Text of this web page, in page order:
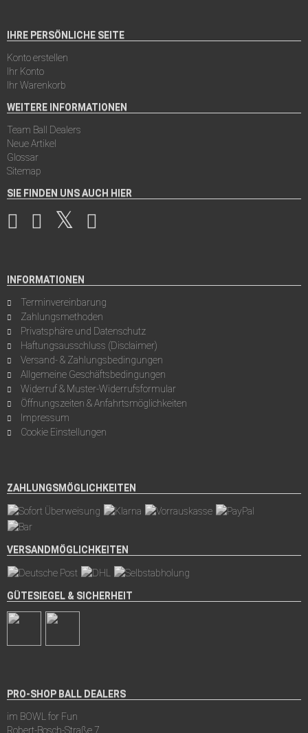
IHRE PERSÖNLICHE SEITE
Konto erstellen
Ihr Konto
Ihr Warenkorb
WEITERE INFORMATIONEN
Team Ball Dealers
Neue Artikel
Glossar
Sitemap
SIE FINDEN UNS AUCH HIER
INFORMATIONEN
Terminvereinbarung
Zahlungsmethoden
Privatsphäre und Datenschutz
Haftungsausschluss (Disclaimer)
Versand- & Zahlungsbedingungen
Allgemeine Geschäftsbedingungen
Widerruf & Muster-Widerrufsformular
Öffnungszeiten & Anfahrtsmöglichkeiten
Impressum
Cookie Einstellungen
ZAHLUNGSMÖGLICHKEITEN
VERSANDMÖGLICHKEITEN
GÜTESIEGEL & SICHERHEIT
PRO-SHOP BALL DEALERS
im BOWL for Fun
Robert-Bosch-Straße 7